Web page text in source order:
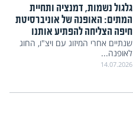
גלגול נשמות, דמנציה ותחיית
המתים: האופנה של אוניברסיטת
חיפה הצליחה להפתיע אותנו
שנתיים אחרי המיזוג עם ויצ"ו, החוג
לאופנה...
14.07.2026